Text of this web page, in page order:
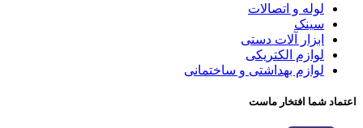
لوله و اتصالات
سینک
ابزار آلات دستی
لوازم الکتریکی
لوازم بهداشتی و ساختمانی
اعتماد شما افتخار ماست